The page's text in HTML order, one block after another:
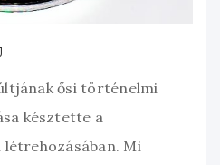
ősi történelmi
késztette a
Mi